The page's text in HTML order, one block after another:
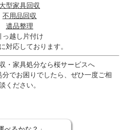
大型家具回収
不用品回収
遺品整理
っ越し片付け
対応しております。
・家具処分なら桜サービスへ
でお困りでしたら、ぜひ一度ご相
ください。